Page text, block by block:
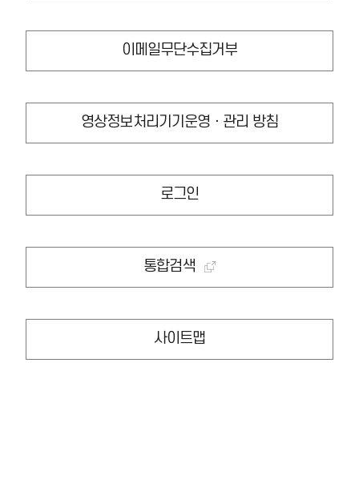
이메일무단수집거부
영상정보처리기기운영ㆍ관리 방침
로그인
통합검색
사이트맵